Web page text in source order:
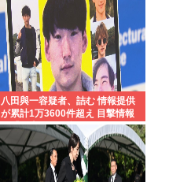
八田與一容疑者、詰む 情報提供
が累計1万3600件超え 目撃情報
は「関東」が最多